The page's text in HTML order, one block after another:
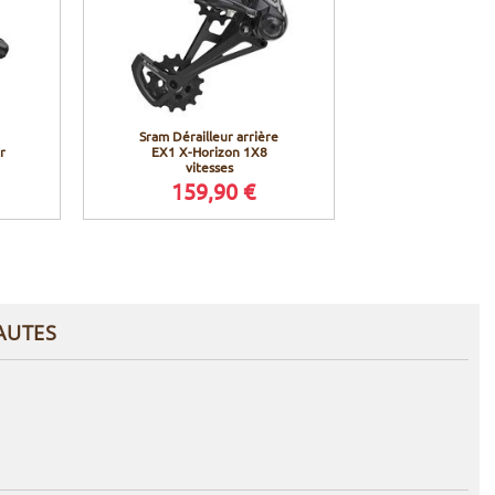
Sram Dérailleur arrière
EX1 X-Horizon 1X8
vitesses
159,90 €